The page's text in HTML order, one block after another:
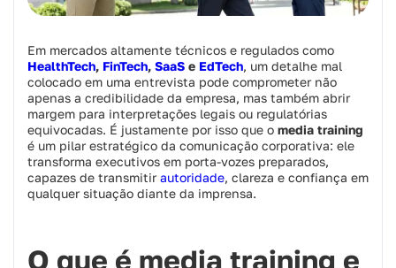
Em mercados altamente técnicos e regulados como
HealthTech, FinTech, SaaS e EdTech, um detalhe mal
colocado em uma entrevista pode comprometer não
apenas a credibilidade da empresa, mas também abrir
margem para interpretações legais ou regulatórias
equivocadas. É justamente por isso que o media training
é um pilar estratégico da comunicação corporativa: ele
transforma executivos em porta-vozes preparados,
capazes de transmitirautoridade, clareza e confiança em
qualquer situação diante da imprensa.
O que é media training e